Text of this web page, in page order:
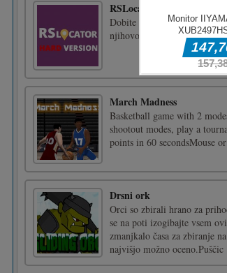
RSLocator Hard
Dobite 10 naključnih slik
njihovo natančno lokacijo
March Madness
Basketball game with 2
shootout modes, play a
points in 60 secondsMouse
Drsni ork
Orci so zbirali hrano za
se na poti izogibajte vsem
zmanjkalo časa za zbiranje
najvišjo možno